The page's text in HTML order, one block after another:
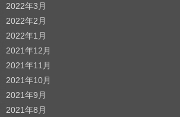
2022年3月
2022年2月
2022年1月
2021年12月
2021年11月
2021年10月
2021年9月
2021年8月